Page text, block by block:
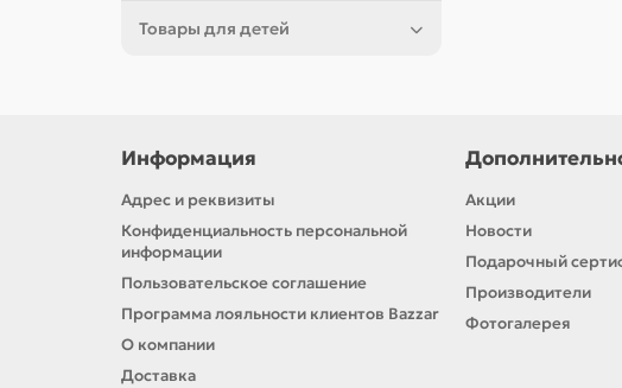
Товары для детей
Информация
Адрес и реквизиты
Конфиденциальность персональной
информации
Пользовательское соглашение
Программа лояльности клиентов Bazzar
О компании
Доставка
Акции
Новости
Подарочный
Производители
Фотогалерея